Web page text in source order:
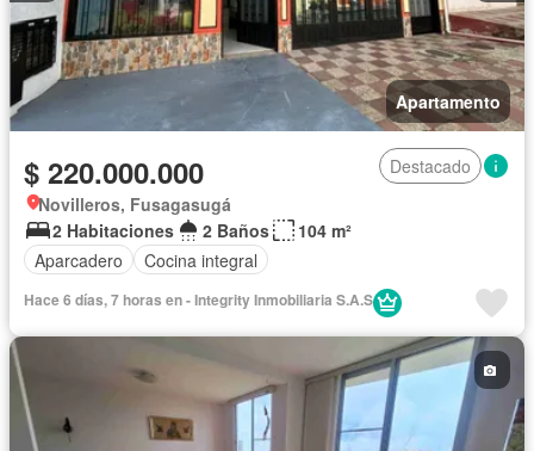
Apartamento
$ 220.000.000
Destacado
Novilleros, Fusagasugá
2 Habitaciones
2 Baños
104 m²
Aparcadero
Cocina integral
Hace 6 días, 7 horas en - Integrity Inmobiliaria S.A.S